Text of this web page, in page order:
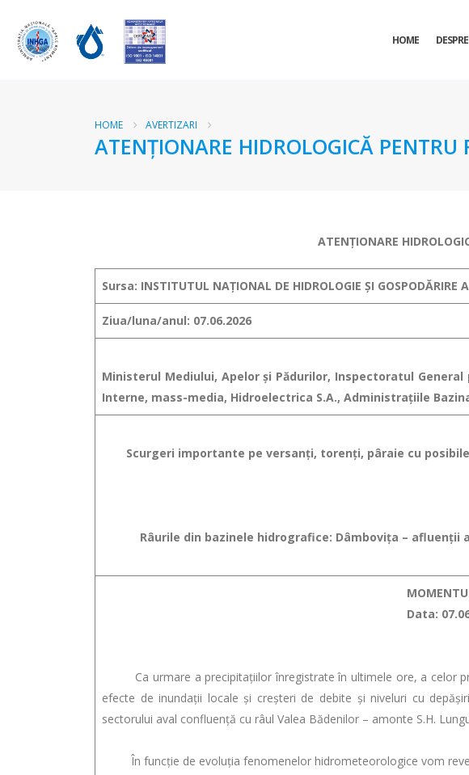
HOME
HOME AVERTIZARI
ATENŢIONARE HIDROLOGICĂ
ATENŢIONARE
Sursa: INSTITUTUL NAȚIONAL DE HIDROLOGIE ȘI GOSPODĂRIRE
Ziua/luna/anul: 07.06.2026
Ministerul Mediului, Apelor şi Pădurilor, Inspectoratul
Interne, mass-media, Hidroelectrica S.A., Administraţiile
Scurgeri importante pe versanţi, torenţi, pâraie cu
Râurile din bazinele hidrografice: Dâmbovița – afluenții
Data:
Ca urmare a precipitaţiilor înregistrate în ultimele ore, a celor
efecte de inundaţii locale şi creşteri de debite şi niveluri cu
sectorului aval confluență cu râul Valea Bădenilor – amonte S.H.
În funcție de evoluția fenomenelor hidrometeorologice vom